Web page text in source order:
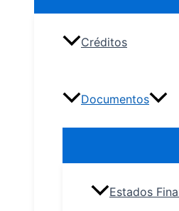
Créditos
Documentos
Estados